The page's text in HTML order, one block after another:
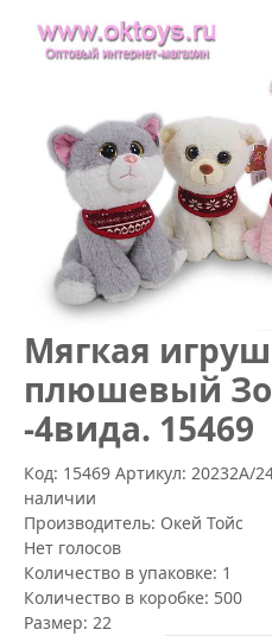
Mягкая
плюшевый
-4вида. 15469
Код: 15469 Артикул: 20232А/
наличии
Производитель: Окей Тойс
Нет голосов
Количество в упаковке: 1
Количество в коробке: 500
Размер: 22